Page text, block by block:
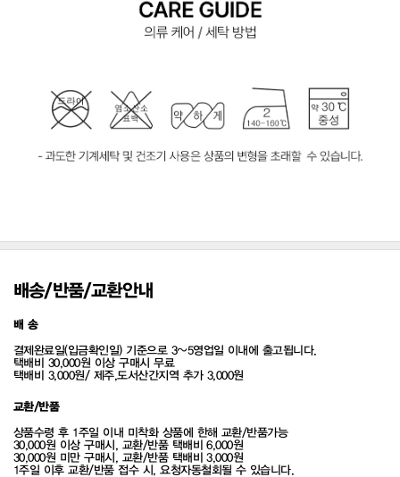
배송/반품/교환안내
배 송
결제완료일(입금확인일) 기준으로 3~5영업일 이내에 출고됩니다.
택배비 30,000원 이상 구매시 무료
택배비 3,000원/ 제주,도서산간지역 추가 3,000원
교환/반품
상품수령 후 1주일 이내 미착화 상품에 한해 교환/반품가능
30,000원 이상 구매시, 교환/반품 택배비 6,000원
30,000원 미만 구매시, 교환/반품 택배비 3,000원
1주일 이후 교환/반품 접수 시, 요청자동철회될 수 있습니다.